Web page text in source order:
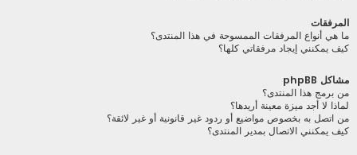
المرفقات
ما هي أنواع المرفقات الممسوحة في هذا المنتدى؟
كيف يمكنني إيجاد مرفقاتي كلها؟
مشاكل phpBB
من برمج هذا المنتدى؟
لماذا لا أجد ميزة معينة أريدها؟
من اتصل به بخصوص مواضيع أو ردود غير قانونية أو غير لائقة؟
كيف يمكنني الاتصال بمدير المنتدى؟